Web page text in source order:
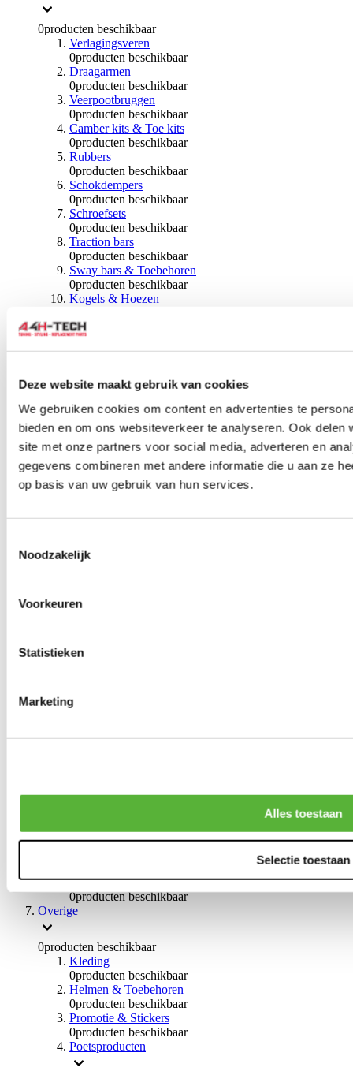
Deze website maakt gebruik van cookies
We gebruiken cookies om content en advertenties te
bieden en om ons websiteverkeer te analyseren. Ook
site met onze partners voor social media, adverteren en
gegevens combineren met andere informatie die u aan ze
op basis van uw gebruik van hun services.
Noodzakelijk
Voorkeuren
Statistieken
Marketing
Alles toestaan
Selectie toestaan
0producten beschikbaar
Verlagingsveren
0producten beschikbaar
Draagarmen
0producten beschikbaar
Veerpootbruggen
0producten beschikbaar
Camber kits & Toe kits
0producten beschikbaar
Rubbers
0producten beschikbaar
Schokdempers
0producten beschikbaar
Schroefsets
0producten beschikbaar
Traction bars
0producten beschikbaar
Sway bars & Toebehoren
0producten beschikbaar
Kogels & Hoezen
Wiellagers & Naven
0 producten beschikbaar
Wielen & Toebehoren
0producten beschikbaar
Spoorverbreders
producten beschikbaar
Wielmoeren
0producten beschikbaar
Draadeinden
producten beschikbaar
Velgen overige
Velgen | Wielen
0producten beschikbaar
Big brake kits
Handremmen
0producten beschikbaar
Stuurinrichting
0producten beschikbaar
Overige
0producten beschikbaar
Kleding
0producten beschikbaar
Helmen & Toebehoren
0producten beschikbaar
Promotie & Stickers
0producten beschikbaar
Poetsproducten